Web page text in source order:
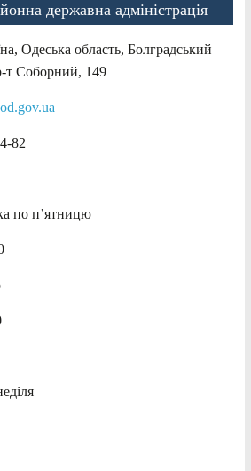
державна адміністрація
Одеська область, Болградський
т Соборний, 149
82
по п’ятницю